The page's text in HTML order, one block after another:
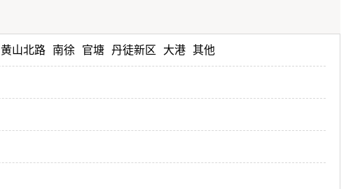
黄山北路 南徐 官塘 丹徒新区 大港 其他